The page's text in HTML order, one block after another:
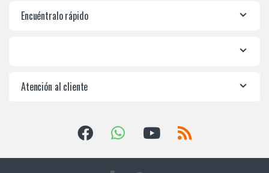
Encuéntralo rápido
Atención al cliente